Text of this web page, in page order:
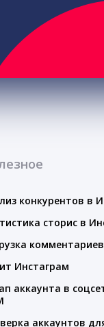
конкурентов в
сторис в
Инстаграм
аккаунта в
аккаунтов